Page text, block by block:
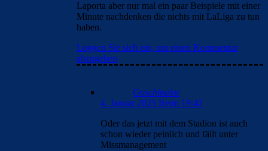
Laporta aber nur mal ein paar Beispiele mit einer
Minute nachdenken die nichts mit LaLiga zu tun
haben.
Loggen Sie sich ein, um einen Kommentar
abzugeben
Goschinator
4. Januar 2025 Beim 19:42
Oder das jetzt mit dem Stadion ist auch
schon wieder peinlich und fällt unter
Missmanagement